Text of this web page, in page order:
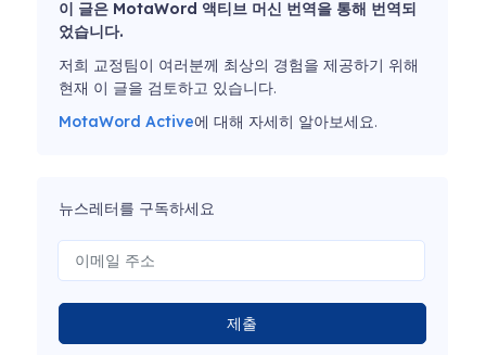
이 글은 MotaWord 액티브 머신 번역을 통해 번역되
었습니다.
저희 교정팀이 여러분께 최상의 경험을 제공하기 위해
현재 이 글을 검토하고 있습니다.
MotaWord Active에 대해 자세히 알아보세요.
뉴스레터를 구독하세요
제출